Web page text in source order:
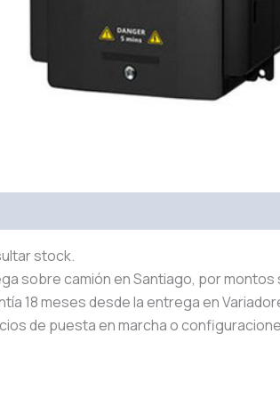
stock.
sobre camión en Santiago, por montos
18 meses desde la entrega en
de puesta en marcha o